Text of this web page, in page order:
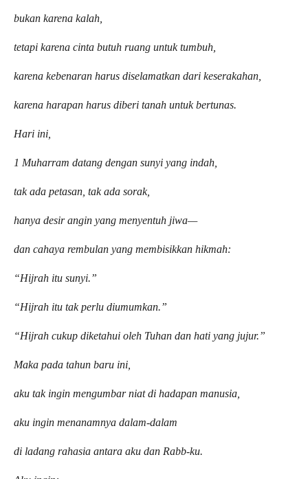
bukan karena kalah,
tetapi karena cinta butuh ruang untuk tumbuh,
karena kebenaran harus diselamatkan dari keserakahan,
karena harapan harus diberi tanah untuk bertunas.
Hari ini,
1 Muharram datang dengan sunyi yang indah,
tak ada petasan, tak ada sorak,
hanya desir angin yang menyentuh jiwa—
dan cahaya rembulan yang membisikkan hikmah:
“Hijrah itu sunyi.”
“Hijrah itu tak perlu diumumkan.”
“Hijrah cukup diketahui oleh Tuhan dan hati yang jujur.”
Maka pada tahun baru ini,
aku tak ingin mengumbar niat di hadapan manusia,
aku ingin menanamnya dalam-dalam
di ladang rahasia antara aku dan Rabb-ku.